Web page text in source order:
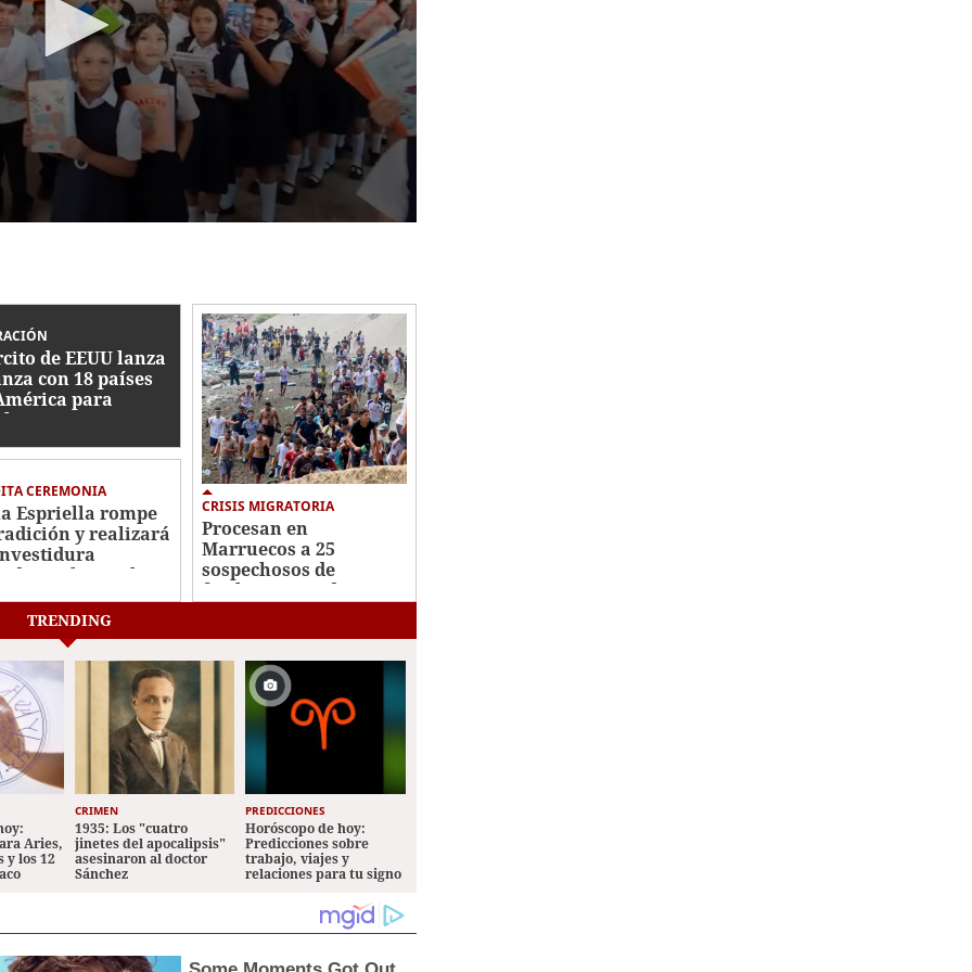
de EEUU lanza
con 18 países
para
crimen
CEREMONIA
Espriella rompe
y realizará
en Cali
CRISIS MIGRATORIA
Procesan en
Marruecos a 25
sospechosos de
facilitar entradas
TRENDING
Aries,
y los 12
CRIMEN
1935: Los "cuatro
jinetes del apocalipsis"
asesinaron al doctor
Sánchez
PREDICCIONES
Horóscopo de hoy:
Predicciones sobre
trabajo, viajes y
relaciones para tu signo